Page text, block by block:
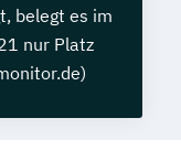
belegt es im
nur Platz